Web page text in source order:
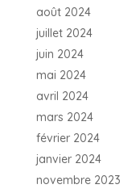
août 2024
juillet 2024
juin 2024
mai 2024
avril 2024
mars 2024
février 2024
janvier 2024
novembre 2023